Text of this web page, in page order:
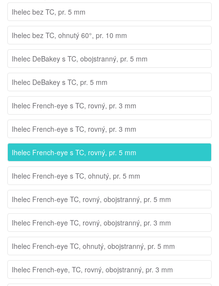
Ihelec bez TC, pr. 5 mm
Ihelec bez TC, ohnutý 60°, pr. 10 mm
Ihelec DeBakey s TC, obojstranný, pr. 5 mm
Ihelec DeBakey s TC, pr. 5 mm
Ihelec French-eye s TC, rovný, pr. 3 mm
Ihelec French-eye s TC, rovný, pr. 3 mm
Ihelec French-eye s TC, rovný, pr. 5 mm
Ihelec French-eye s TC, ohnutý, pr. 5 mm
Ihelec French-eye TC, rovný, obojstranný, pr. 5 mm
Ihelec French-eye TC, rovný, obojstranný, pr. 3 mm
Ihelec French-eye TC, ohnutý, obojstranný, pr. 5 mm
Ihelec French-eye, TC, rovný, obojstranný, pr. 3 mm